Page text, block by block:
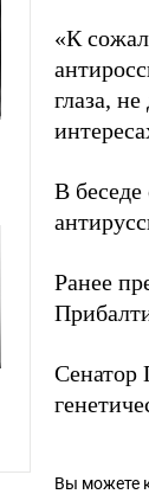
«К
глаза,
В
Ранее
Сенатор
Вы можете